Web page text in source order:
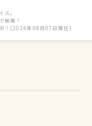
。
検索！
！(2026年08月07日現在)